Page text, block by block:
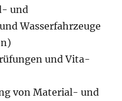
und
Wasserfahrzeuge
und Vita-
von Material- und